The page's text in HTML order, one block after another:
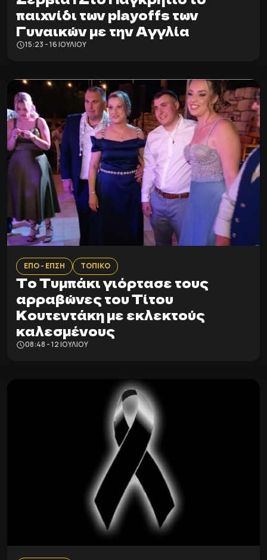
παιχνίδι των playoffs των
Γυναικών με την Αγγλία
15:23 - 16 ΙΟΥΛΊΟΥ
ΕΠΟ - ΕΠΣΗ ΤΟΠΙΚΟ
Το Τυμπάκι γιόρτασε τους
αρραβώνες του Τίτου
Κουτεντάκη με εκλεκτούς
καλεσμένους
08:48 - 12 ΙΟΥΛΊΟΥ